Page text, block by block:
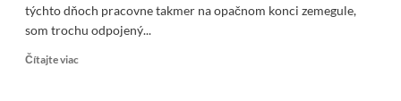
týchto dňoch pracovne takmer na opačnom konci zemegule,
som trochu odpojený...
Čítajte viacRead